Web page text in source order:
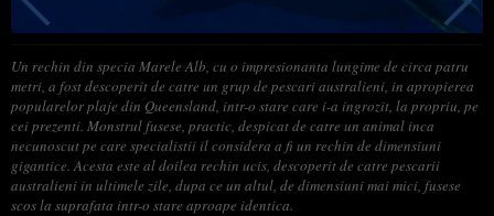
Un rechin din specia Marele Alb, cu o impresionanta lungime de circa patru
metri, a fost descoperit de catre un grup de pescari australieni, in apropierea
popularelor plaje din Queensland, intr-o stare care i-a ingrozit, la propriu, pe
cei prezenti. Monstrul fusese, practic, despicat de catre un animal inca
necunoscut pe care specialistii il considera a fi un rechin de dimensiuni
gigantice. Acesta este al doilea rechin ucis, descoperit de catre pescarii
australieni in ultimele zile, dupa ce un altul, de dimensiuni mai mici, fusese
scos la suprafata intr-o stare aproape identica.